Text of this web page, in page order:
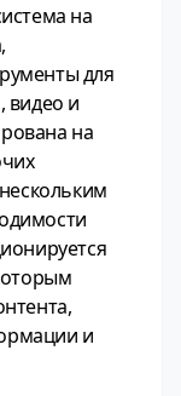
на
для
видео и
на
и